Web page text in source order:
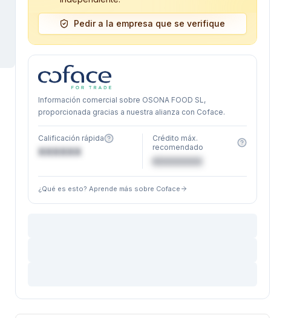
Pedir a la empresa que se verifique
Información comercial sobre OSONA FOOD SL,
proporcionada gracias a nuestra alianza con Coface.
Calificación rápida
XXXXXX
Crédito máx.
recomendado
¿Qué es esto? Aprende más sobre Coface